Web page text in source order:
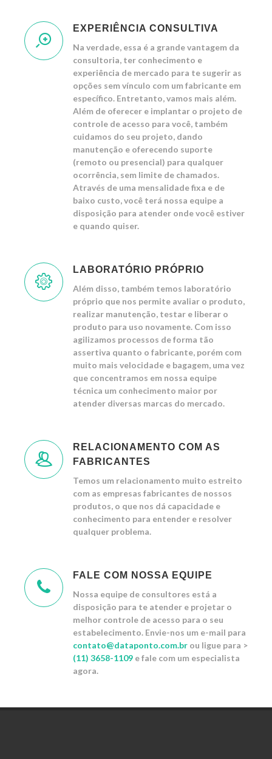
EXPERIÊNCIA CONSULTIVA
Na verdade, essa é a grande vantagem da
consultoria, ter conhecimento e
experiência de mercado para te sugerir as
opções sem vínculo com um fabricante em
específico. Entretanto, vamos mais além.
Além de oferecer e implantar o projeto de
controle de acesso para você, também
cuidamos do seu projeto, dando
manutenção e oferecendo suporte
(remoto ou presencial) para qualquer
ocorrência, sem limite de chamados.
Através de uma mensalidade fixa e de
baixo custo, você terá nossa equipe a
disposição para atender onde você estiver
e quando quiser.
LABORATÓRIO PRÓPRIO
Além disso, também temos laboratório
próprio que nos permite avaliar o produto,
realizar manutenção, testar e liberar o
produto para uso novamente. Com isso
agilizamos processos de forma tão
assertiva quanto o fabricante, porém com
muito mais velocidade e bagagem, uma vez
que concentramos em nossa equipe
técnica um conhecimento maior por
atender diversas marcas do mercado.
RELACIONAMENTO COM AS
FABRICANTES
Temos um relacionamento muito estreito
com as empresas fabricantes de nossos
produtos, o que nos dá capacidade e
conhecimento para entender e resolver
qualquer problema.
FALE COM NOSSA EQUIPE
Nossa equipe de consultores está a
disposição para te atender e projetar o
melhor controle de acesso para o seu
estabelecimento. Envie-nos um e-mail para
contato@dataponto.com.br ou ligue para >
(11) 3658-1109 e fale com um especialista
agora.